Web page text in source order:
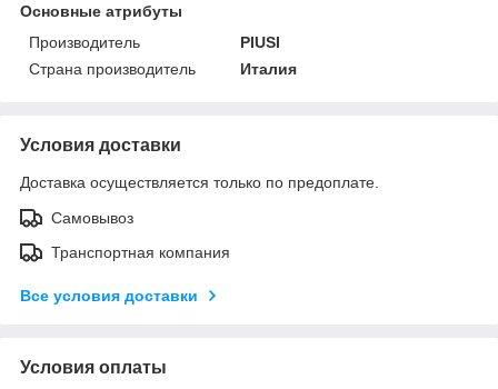
Основные атрибуты
Производитель
PIUSI
Страна производитель
Италия
Условия доставки
Доставка осуществляется только по предоплате.
Самовывоз
Транспортная компания
Все условия доставки
Условия оплаты